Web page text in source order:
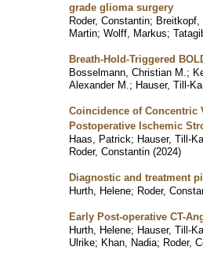
grade glioma surgery
Roder, Constantin; Breitkopf,
Martin; Wolff, Markus;
Breath-Hold-Triggered
Bosselmann, Christian M. ;
Alexander M. ; Hauser, Till-
Coincidence of Concentric
Postoperative Ischemic
Haas, Patrick; Hauser, Till-
Roder, Constantin (2024)
Diagnostic and treatment
Hurth, Helene; Roder,
Early Post-operative CT-
Hurth, Helene; Hauser, Till-
Ulrike; Khan, Nadia; Roder,